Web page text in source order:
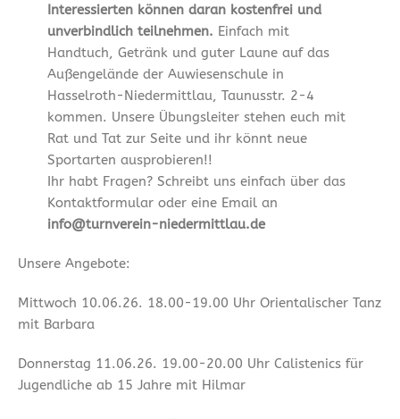
Interessierten können daran kostenfrei und
unverbindlich teilnehmen. Einfach mit
Handtuch, Getränk und guter Laune auf das
Außengelände der Auwiesenschule in
Hasselroth-Niedermittlau, Taunusstr. 2-4
kommen. Unsere Übungsleiter stehen euch mit
Rat und Tat zur Seite und ihr könnt neue
Sportarten ausprobieren!!
Ihr habt Fragen? Schreibt uns einfach über das
Kontaktformular oder eine Email an
info@turnverein-niedermittlau.de
Unsere Angebote:
Mittwoch 10.06.26. 18.00-19.00 Uhr Orientalischer Tanz
mit Barbara
Donnerstag 11.06.26. 19.00-20.00 Uhr Calistenics für
Jugendliche ab 15 Jahre mit Hilmar